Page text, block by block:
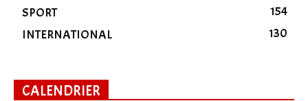
SPORT
154
INTERNATIONAL
130
CALENDRIER